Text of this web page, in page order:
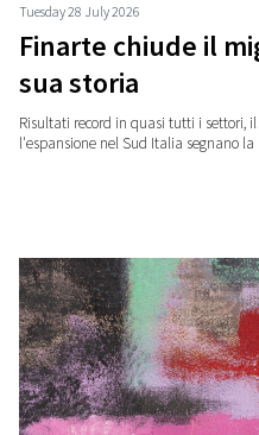
Tuesday 28 July 2026
Finarte chiude il
sua storia
Risultati record in quasi tutti i settori,
l'espansione nel Sud Italia segnano